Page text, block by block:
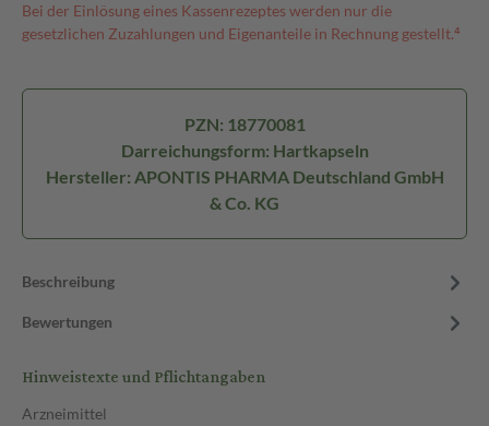
Bei der Einlösung eines Kassenrezeptes werden nur die
gesetzlichen Zuzahlungen und Eigenanteile in Rechnung gestellt.⁴
PZN: 18770081
Darreichungsform: Hartkapseln
Hersteller: APONTIS PHARMA Deutschland GmbH
& Co. KG
Beschreibung
Bewertungen
Hinweistexte und Pflichtangaben
Arzneimittel